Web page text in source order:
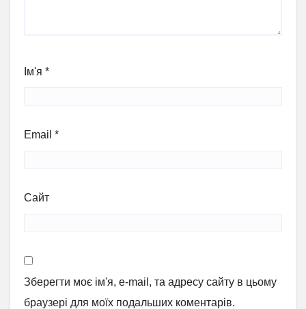
Ім'я *
Email *
Сайт
Зберегти моє ім'я, e-mail, та адресу сайту в цьому
браузері для моїх подальших коментарів.